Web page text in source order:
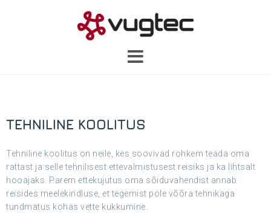
TEHNILINE KOOLITUS
Tehniline koolitus on neile, kes soovivad rohkem teada oma
rattast ja selle tehnilisest ettevalmistusest reisiks ja ka lihtsalt
hooajaks. Parem ettekujutus oma sõiduvahendist annab
reisides meelekindluse, et tegemist pole võõra tehnikaga
tundmatus kohas vette kukkumine.